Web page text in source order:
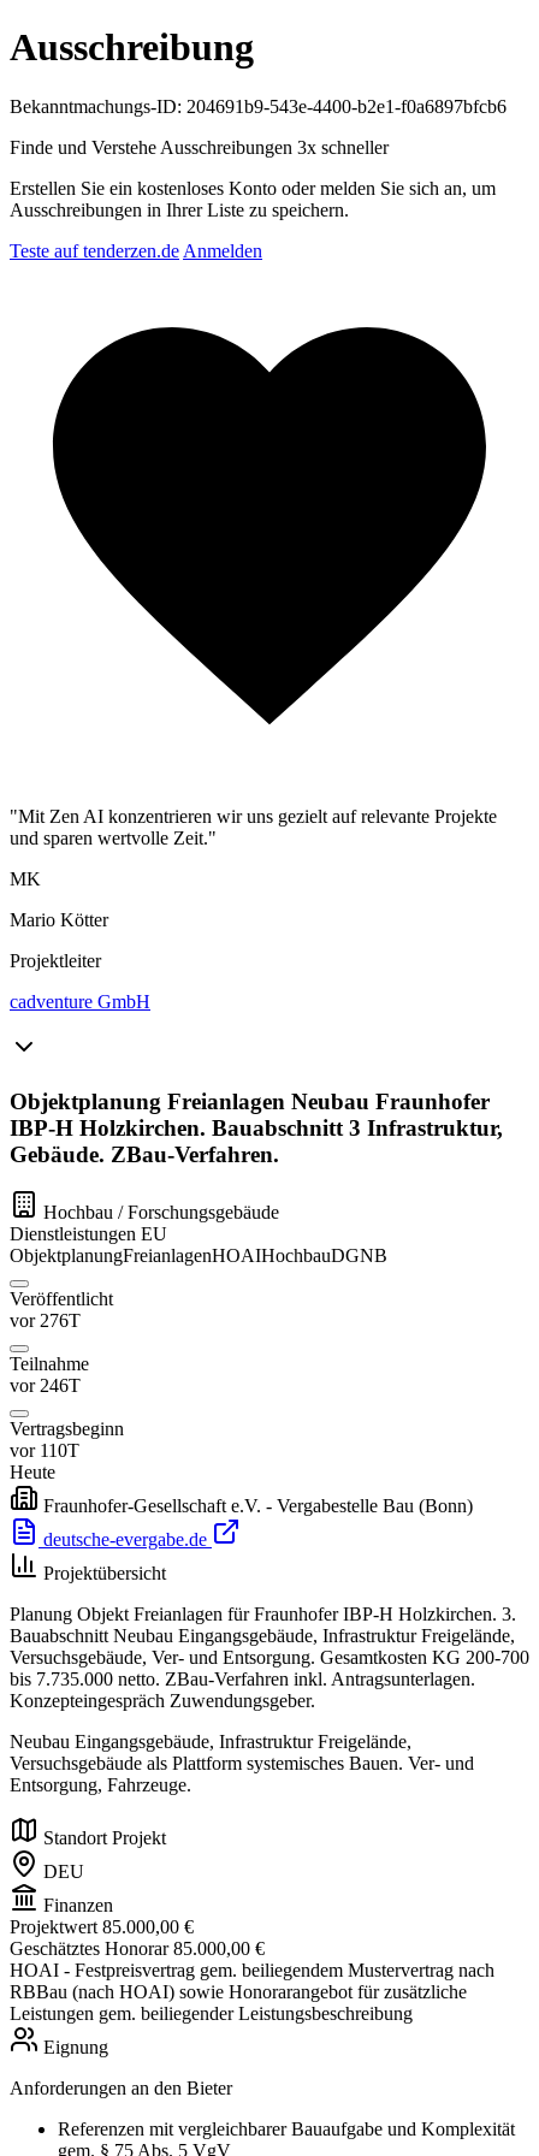
Ausschreibung
Bekanntmachungs-ID: 204691b9-543e-4400-b2e1-f0a6897bfcb6
Finde und Verstehe Ausschreibungen 3x schneller
Erstellen Sie ein kostenloses Konto oder melden Sie sich an, um
Ausschreibungen in Ihrer Liste zu speichern.
Teste auf tenderzen.de Anmelden
"Mit Zen AI konzentrieren wir uns gezielt auf relevante Projekte
und sparen wertvolle Zeit."
MK
Mario Kötter
Projektleiter
cadventure GmbH
Objektplanung Freianlagen Neubau Fraunhofer
IBP-H Holzkirchen. Bauabschnitt 3 Infrastruktur,
Gebäude. ZBau-Verfahren.
Hochbau / Forschungsgebäude
Dienstleistungen EU
ObjektplanungFreianlagenHOAIHochbauDGNB
Veröffentlicht
vor 276T
Teilnahme
vor 246T
Vertragsbeginn
vor 110T
Heute
Fraunhofer-Gesellschaft e.V. - Vergabestelle Bau (Bonn)
deutsche-evergabe.de
Projektübersicht
Planung Objekt Freianlagen für Fraunhofer IBP-H Holzkirchen. 3.
Bauabschnitt Neubau Eingangsgebäude, Infrastruktur Freigelände,
Versuchsgebäude, Ver- und Entsorgung. Gesamtkosten KG 200-700
bis 7.735.000 netto. ZBau-Verfahren inkl. Antragsunterlagen.
Konzepteingespräch Zuwendungsgeber.
Neubau Eingangsgebäude, Infrastruktur Freigelände,
Versuchsgebäude als Plattform systemisches Bauen. Ver- und
Entsorgung, Fahrzeuge.
Standort Projekt
DEU
Finanzen
Projektwert 85.000,00 €
Geschätztes Honorar 85.000,00 €
HOAI - Festpreisvertrag gem. beiliegendem Mustervertrag nach
RBBau (nach HOAI) sowie Honorarangebot für zusätzliche
Leistungen gem. beiliegender Leistungsbeschreibung
Eignung
Anforderungen an den Bieter
Referenzen mit vergleichbarer Bauaufgabe und Komplexität
gem. § 75 Abs. 5 VgV